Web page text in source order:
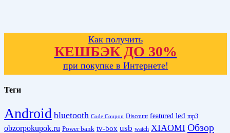
Как получить
КЕШБЭК ДО 30%
при покупке в Интернете!
Теги
Android bluetooth Code Coupon Discount featured led mp3
obzorpokupok.ru Power bank tv-box usb watch XIAOMI Обзор